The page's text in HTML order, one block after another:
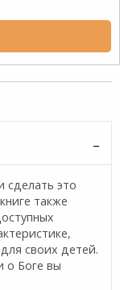
сделать это
также
своих детей.
о Боге вы